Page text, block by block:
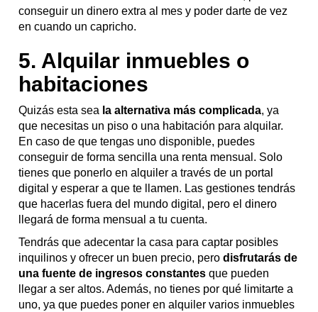
conseguir un dinero extra al mes y poder darte de vez
en cuando un capricho.
5. Alquilar inmuebles o
habitaciones
Quizás esta sea la alternativa más complicada, ya
que necesitas un piso o una habitación para alquilar.
En caso de que tengas uno disponible, puedes
conseguir de forma sencilla una renta mensual. Solo
tienes que ponerlo en alquiler a través de un portal
digital y esperar a que te llamen. Las gestiones tendrás
que hacerlas fuera del mundo digital, pero el dinero
llegará de forma mensual a tu cuenta.
Tendrás que adecentar la casa para captar posibles
inquilinos y ofrecer un buen precio, perodisfrutarás de
una fuente de ingresos constantes que pueden
llegar a ser altos. Además, no tienes por qué limitarte a
uno, ya que puedes poner en alquiler varios inmuebles